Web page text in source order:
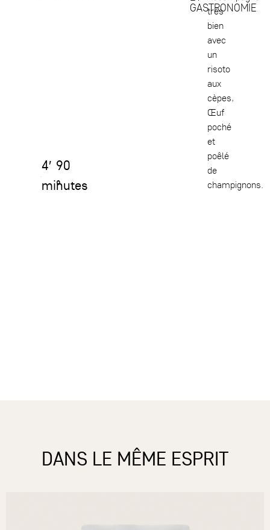
4′
minutes
90
°
GASTRONOMIE
très
bien
avec
un
risoto
aux
cèpes,
Œuf
poché
et
poêlé
de
champignons.
DANS LE MÊME ESPRIT